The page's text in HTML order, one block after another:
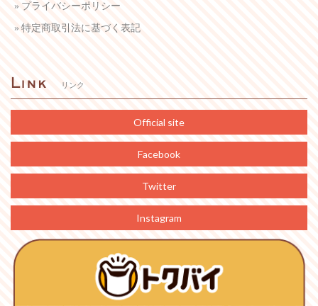
プライバシーポリシー
特定商取引法に基づく表記
リンク
Official site
Facebook
Twitter
Instagram